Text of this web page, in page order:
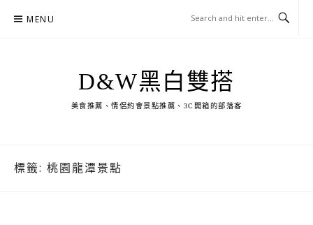
MENU
D&W黑白雙搭
美食推薦、情侶約會景點推薦、3C開箱的部落客
標籤: 桃園龍潭景點